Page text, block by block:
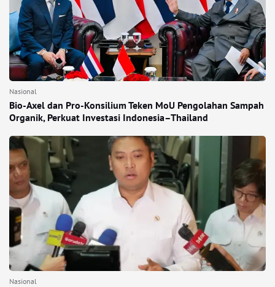
Nasional
Bio-Axel dan Pro-Konsilium Teken MoU Pengolahan Sampah
Organik, Perkuat Investasi Indonesia–Thailand
Nasional